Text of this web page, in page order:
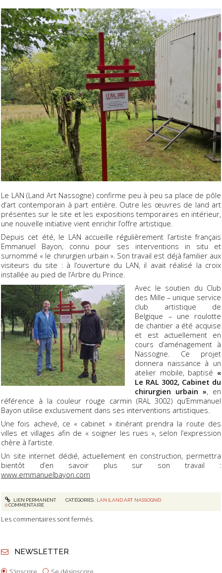
Le LAN (Land Art Nassogne) confirme peu à peu sa place de pôle
d’art contemporain à part entière. Outre les œuvres de land art
présentes sur le site et les expositions temporaires en intérieur,
une nouvelle initiative vient enrichir l’offre artistique.
Depuis cet été, le LAN accueille régulièrement l’artiste français
Emmanuel Bayon, connu pour ses interventions in situ et
surnommé « le chirurgien urbain ». Son travail est déjà familier aux
visiteurs du site : à l’ouverture du LAN, il avait réalisé la croix
installée au pied de l’Arbre du Prince.
Avec le soutien du Club
des Mille – unique service
club artistique de
Belgique – une roulotte
de chantier a été acquise
et est actuellement en
cours d’aménagement à
Nassogne. Ce projet
donnera naissance à un
atelier mobile, baptisé «
Le RAL 3002, Cabinet du
chirurgien urbain », en
référence à la couleur rouge carmin (RAL 3002) qu’Emmanuel
Bayon utilise exclusivement dans ses interventions artistiques.
Une fois achevé, ce « cabinet » itinérant prendra la route des
villes et villages afin de « soigner les rues », selon l’expression
chère à l’artiste.
Un site internet dédié, actuellement en construction, permettra
bientôt d’en savoir plus sur son travail :
www.emmanuelbayon.com
LIEN PERMANENT CATÉGORIES : LAN (LAND ART NASSOGNE)
0COMMENTAIRE
Les commentaires sont fermés.
NEWSLETTER